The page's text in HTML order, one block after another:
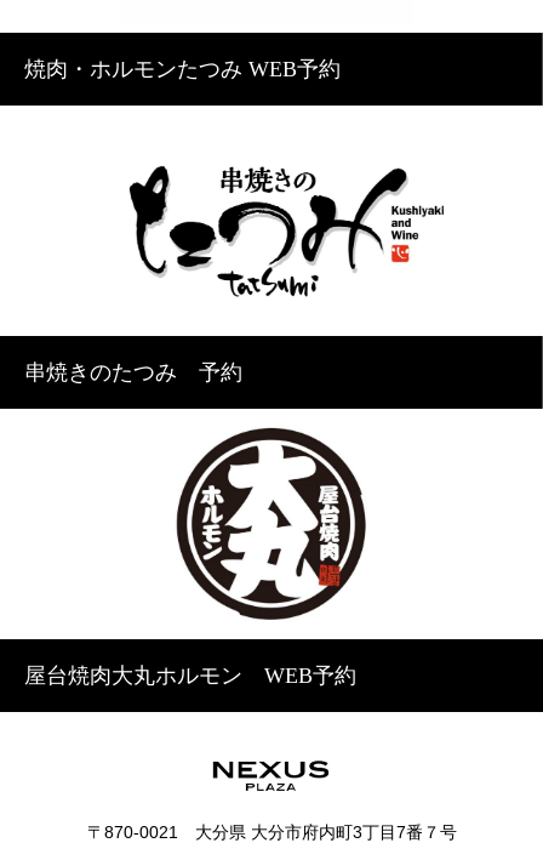
焼肉・ホルモンたつみ WEB予約
串焼きのたつみ 予約
屋台焼肉大丸ホルモン WEB予約
〒870‐0021 大分県 大分市府内町3丁目7番７号